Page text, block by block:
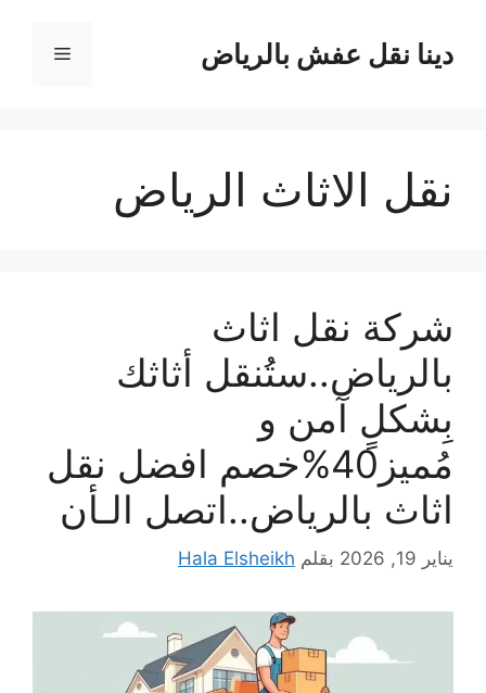
المحتوىدينا نقل عفش بالرياض القائمة
نقل الاثاث الرياض
شركة نقل اثاث
بالرياض..ستُنقل أثاثك
بِشكلٍ آمن و
مُميز40%خصم افضل نقل
اثاث بالرياض..اتصل الـأن
يناير 19, 2026 بقلم Hala Elsheikh